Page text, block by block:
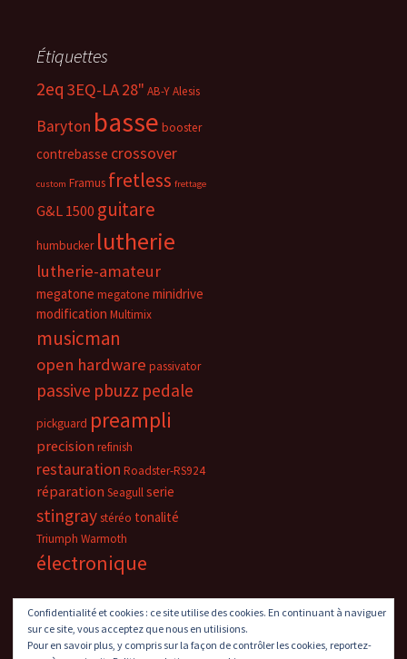
Étiquettes
2eq 3EQ-LA28" AB-YAlesis
Baryton basse booster
contrebasse crossover
custom Framus fretless frettage
G&L 1500 guitare
humbucker lutherie
lutherie-amateur
megatone megatone minidrive
modification Multimix
musicman
open hardware passivator
passive pbuzz pedale
pickguard preampli
precision refinish
restauration Roadster-RS924
réparation Seagullserie
stingraystéréo tonalité
Triumph Warmoth
électronique
Confidentialité et cookies : ce site utilise des cookies. En continuant à naviguer
sur ce site, vous acceptez que nous en utilisions.
Pour en savoir plus, y compris sur la façon de contrôler les cookies, reportez-